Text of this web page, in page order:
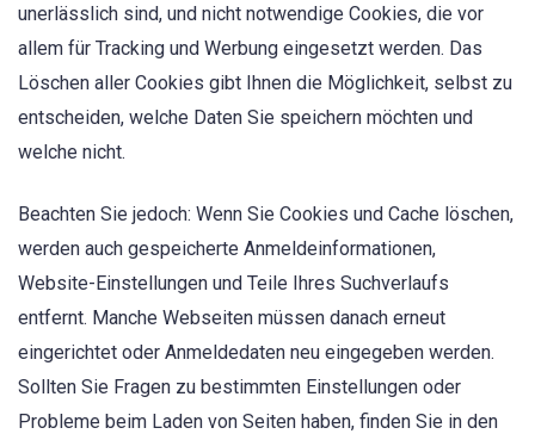
unerlässlich sind, und nicht notwendige Cookies, die vor
allem für Tracking und Werbung eingesetzt werden. Das
Löschen aller Cookies gibt Ihnen die Möglichkeit, selbst zu
entscheiden, welche Daten Sie speichern möchten und
welche nicht.
Beachten Sie jedoch: Wenn Sie Cookies und Cache löschen,
werden auch gespeicherte Anmeldeinformationen,
Website-Einstellungen und Teile Ihres Suchverlaufs
entfernt. Manche Webseiten müssen danach erneut
eingerichtet oder Anmeldedaten neu eingegeben werden.
Sollten Sie Fragen zu bestimmten Einstellungen oder
Probleme beim Laden von Seiten haben, finden Sie in den